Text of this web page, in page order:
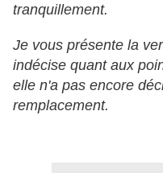
tranquillement.
Je vous présente la
indécise quant aux
elle n'a pas encore
remplacement.